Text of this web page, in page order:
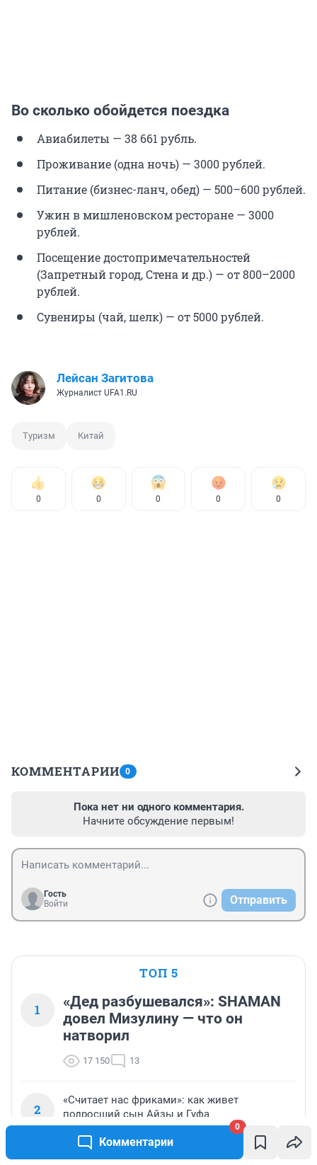
Комментарии
0
Во сколько обойдется поездка
Авиабилеты — 38 661 рубль.
Проживание (одна ночь) — 3000 рублей.
Питание (бизнес-ланч, обед) — 500–600 рублей.
Ужин в мишленовском ресторане — 3000
рублей.
Посещение достопримечательностей
(Запретный город, Стена и др.) — от 800–2000
рублей.
Сувениры (чай, шелк) — от 5000 рублей.
Лейсан Загитова
Журналист UFA1.RU
Туризм Китай
0 0 0 0 0
КОММЕНТАРИИ 0
Пока нет ни одного комментария.
Начните обсуждение первым!
Гость
Войти
Отправить
ТОП 5
1
«Дед разбушевался»: SHAMAN
довел Мизулину — что он
натворил
17 150 13
2
«Считает нас фриками»: как живет
подросший сын Айзы и Гуфа
16 834 6